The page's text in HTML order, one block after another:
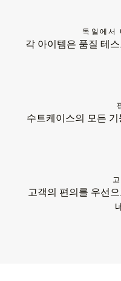
독일에서
각 아이템은 품질 테
수트케이스의 모든
고객의 편의를 우선